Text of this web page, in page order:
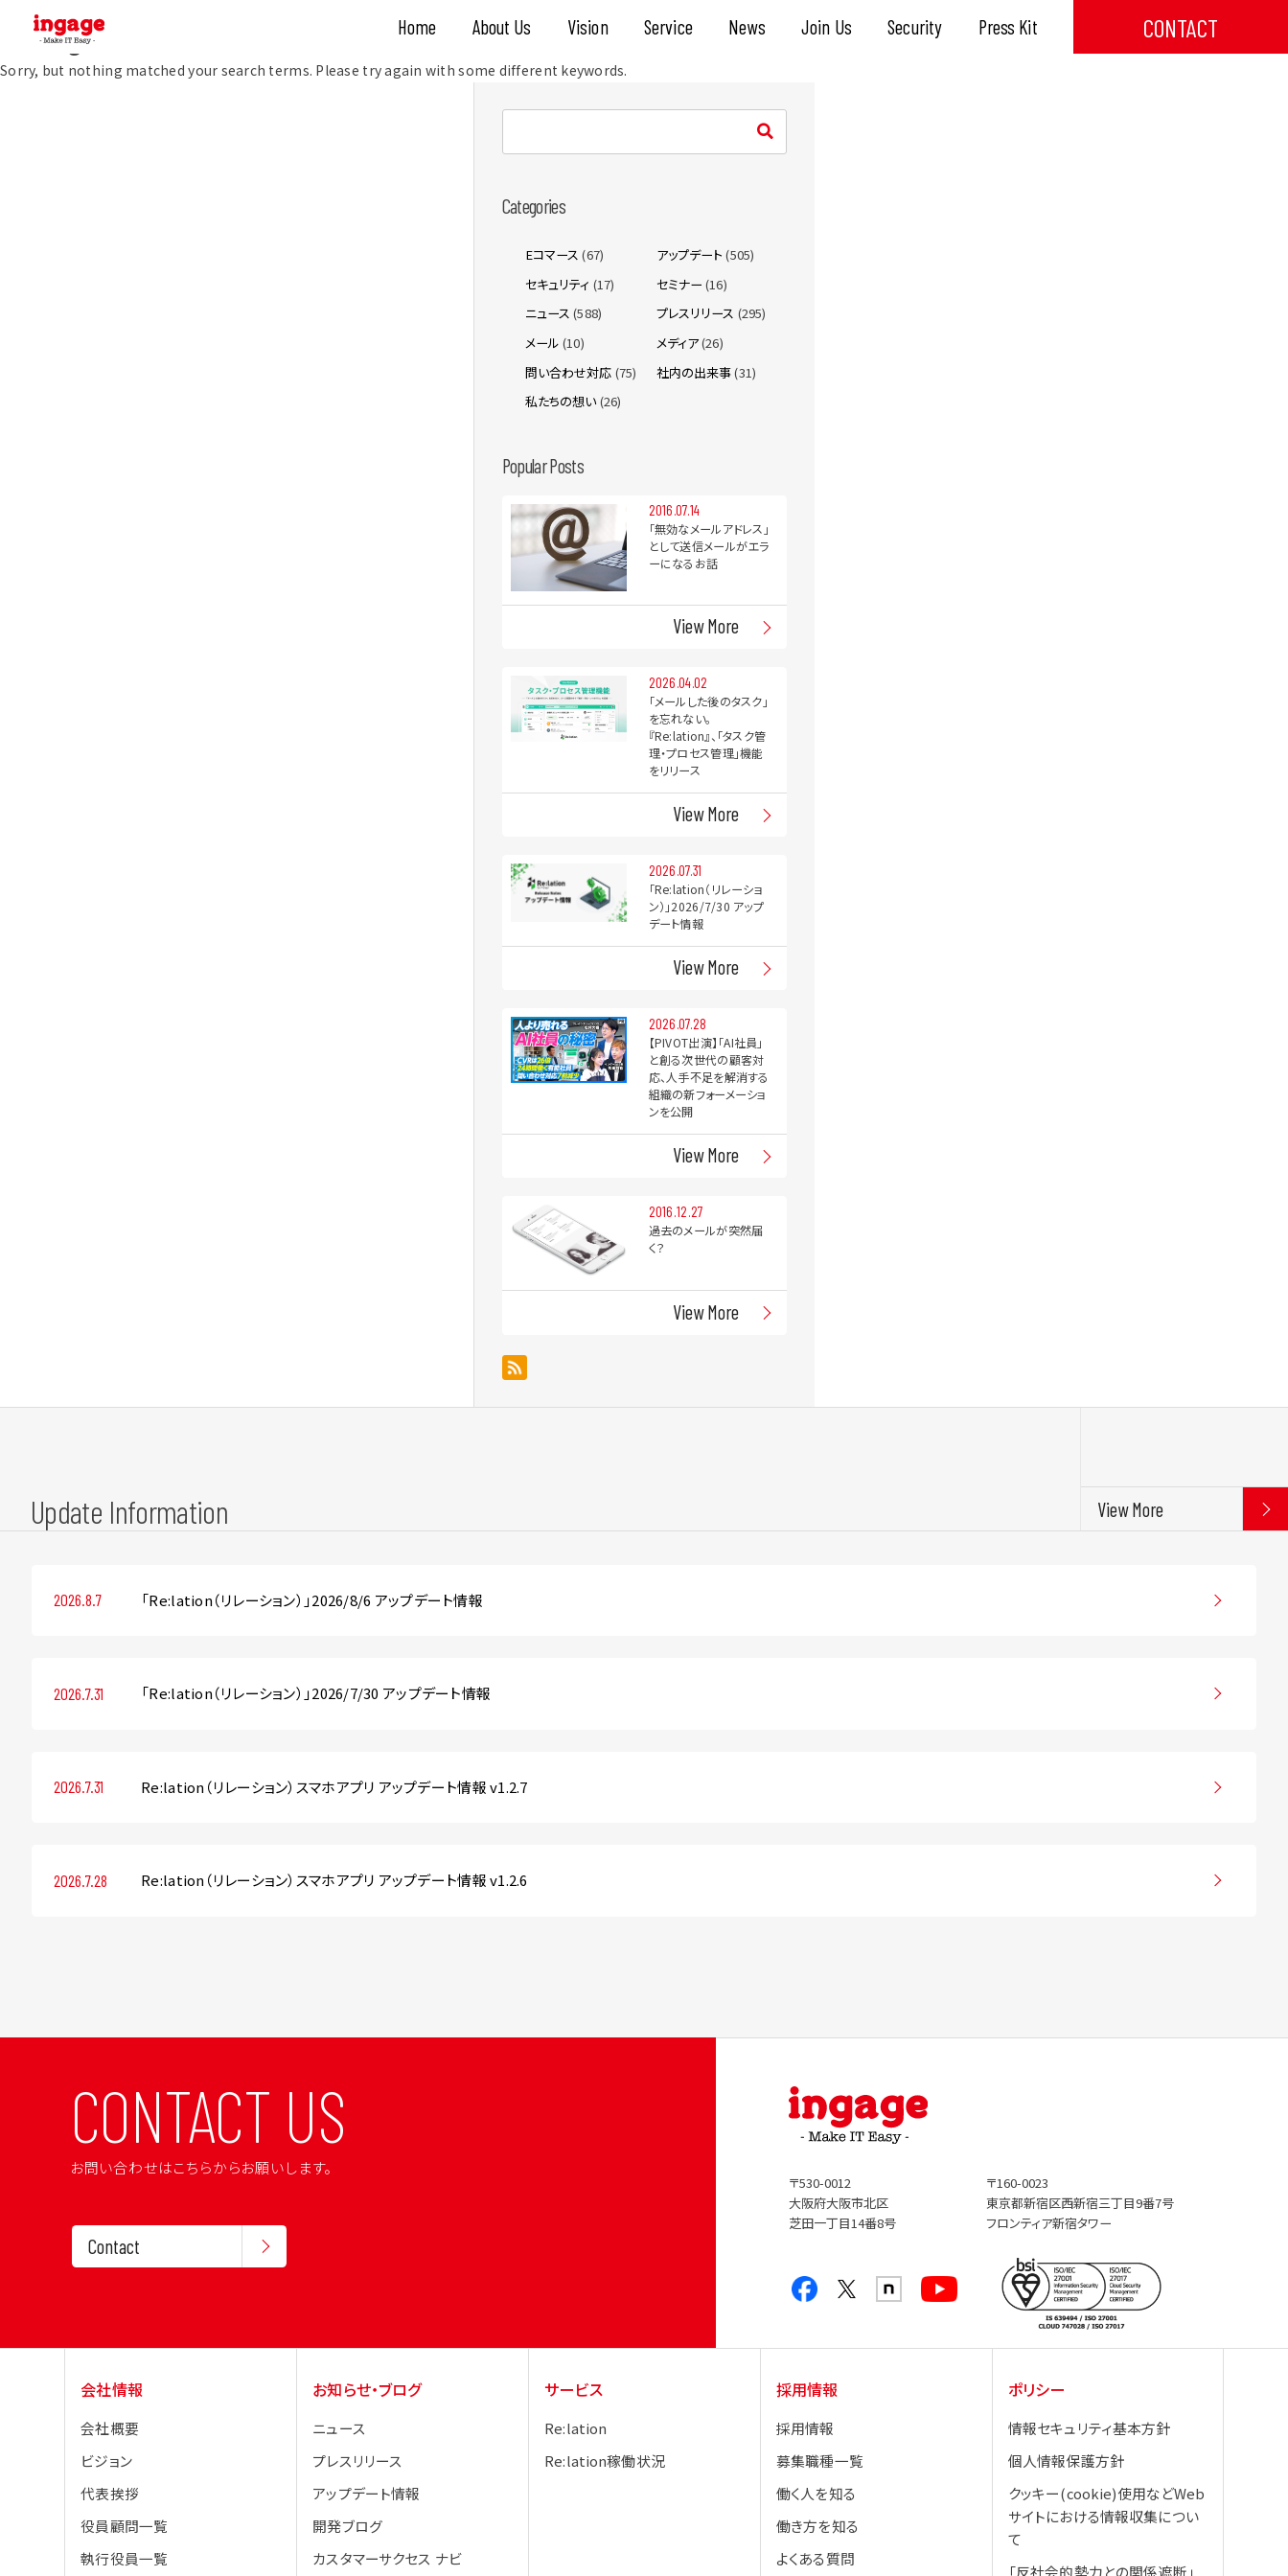
content
Home About Us Vision Service News Join Us Security Press Kit CONTACT
Nothing Found
Sorry, but nothing matched your search terms. Please try again with some different keywords.
Categories
Eコマース (67) アップデート (505)
セキュリティ (17) セミナー (16)
ニュース (588) プレスリリース (295)
メール (10) メディア(26)
問い合わせ対応 (75) 社内の出来事(31)
私たちの想い(26)
Popular Posts
2016.07.14
「無効なメールアドレス」
として送信メールがエラ
ーになるお話
View More
2026.04.02
「メールした後のタスク」
を忘れない。
『Re:lation』、「タスク管
理・プロセス管理」機能
をリリース
View More
2026.07.31
「Re:lation（リレーショ
ン）」2026/7/30 アップ
デート情報
View More
2026.07.28
【PIVOT出演】「AI社員」
と創る次世代の顧客対
応、人手不足を解消する
組織の新フォーメーショ
ンを公開
View More
2016.12.27
過去のメールが突然届
く？
View More
Update Information View More
2026.8.7 「Re:lation（リレーション）」2026/8/6 アップデート情報
2026.7.31 「Re:lation（リレーション）」2026/7/30 アップデート情報
2026.7.31 Re:lation（リレーション）スマホアプリ アップデート情報 v1.2.7
2026.7.28 Re:lation（リレーション）スマホアプリ アップデート情報 v1.2.6
CONTACT US
お問い合わせはこちらからお願いします。
Contact
〒530-0012
大阪府大阪市北区
芝田一丁目14番8号
〒160-0023
東京都新宿区西新宿三丁目9番7号
フロンティア新宿タワー
会社情報
会社概要
ビジョン
代表挨拶
役員顧問一覧
執行役員一覧
お知らせ・ブログ
ニュース
プレスリリース
アップデート情報
開発ブログ
カスタマーサクセス ナビ
サービス
Re:lation
Re:lation稼働状況
採用情報
採用情報
募集職種一覧
働く人を知る
働き方を知る
よくある質問
ポリシー
情報セキュリティ基本方針
個人情報保護方針
クッキー(cookie)使用などWeb
サイトにおける情報収集につい
て